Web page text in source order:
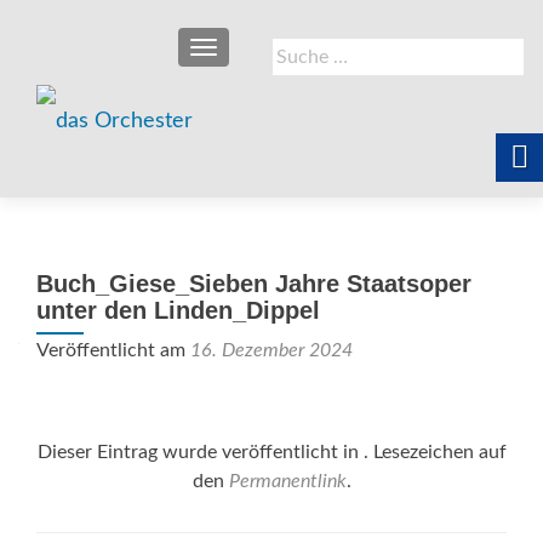
Suche
nach:
SCHALTE NAVIGATION
Buch_Giese_Sieben Jahre Staatsoper
unter den Linden_Dippel
Veröffentlicht am 16. Dezember 2024
Dieser Eintrag wurde veröffentlicht in . Lesezeichen auf
den Permanentlink.